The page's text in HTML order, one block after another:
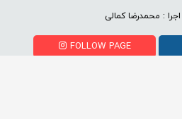
: محمدرضا کمالی
FOLLOW PAGE